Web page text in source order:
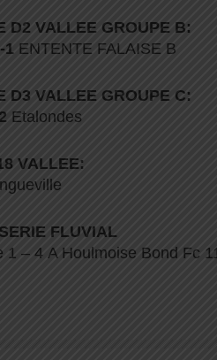
D2 VALLEE GROUPE B:
1 ENTENTE FALAISE B
D3 VALLEE GROUPE C:
Etalondes
VALLEE:
FLUVIAL
1 – 4 A Houlmoise Bond Fc